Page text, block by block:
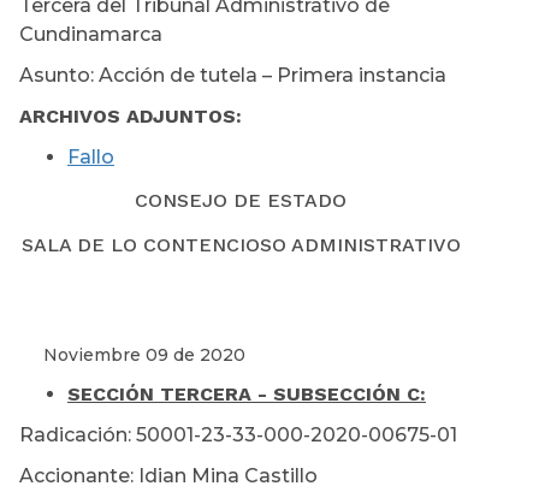
Tercera del Tribunal Administrativo de
Cundinamarca
Asunto: Acción de tutela – Primera instancia
ARCHIVOS ADJUNTOS:
Fallo
CONSEJO DE ESTADO
SALA DE LO CONTENCIOSO ADMINISTRATIVO
Noviembre 09 de 2020
SECCIÓN TERCERA - SUBSECCIÓN C:
Radicación: 50001-23-33-000-2020-00675-01
Accionante: Idian Mina Castillo